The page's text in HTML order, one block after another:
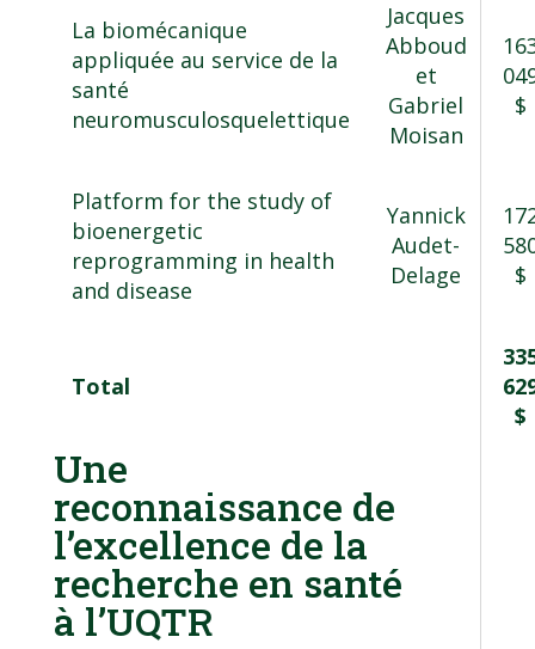
La biomécanique
appliquée au service de la
santé
neuromusculosquelettique
Jacques
Abboud
et
Gabriel
Moisan
$
Platform for the study of
bioenergetic
reprogramming in health
and disease
Yannick
Audet-
Delage
$
Total
$
Une
reconnaissance de
l’excellence de la
recherche en santé
à l’UQTR